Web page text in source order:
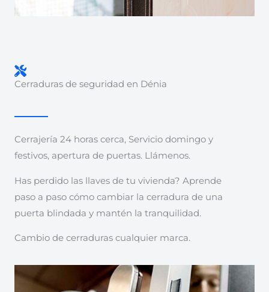
Cerraduras de seguridad en Dénia
Cerrajería 24 horas cerca, Servicio domingo y
festivos, apertura de puertas. Llámenos.
Has perdido las llaves de tu vivienda? Aprende
paso a paso cómo cambiar la cerradura de una
puerta blindada y mantén la tranquilidad.
Cambio de cerraduras cualquier marca.